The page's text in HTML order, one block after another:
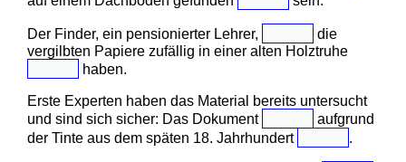
Der Finder, ein pensionierter Lehrer,
die
vergilbten Papiere zufällig in einer alten Holztruhe
haben.
Erste Experten haben das Material bereits untersucht
und sind sich sicher: Das Dokument
aufgrund
der Tinte aus dem späten 18. Jahrhundert
.